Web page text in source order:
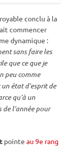
conclu à la
commencer
dynamique :
sans faire les
que ce que je
peu comme
état d’esprit de
qu’à un
l’année pour
pointe au 9e rang